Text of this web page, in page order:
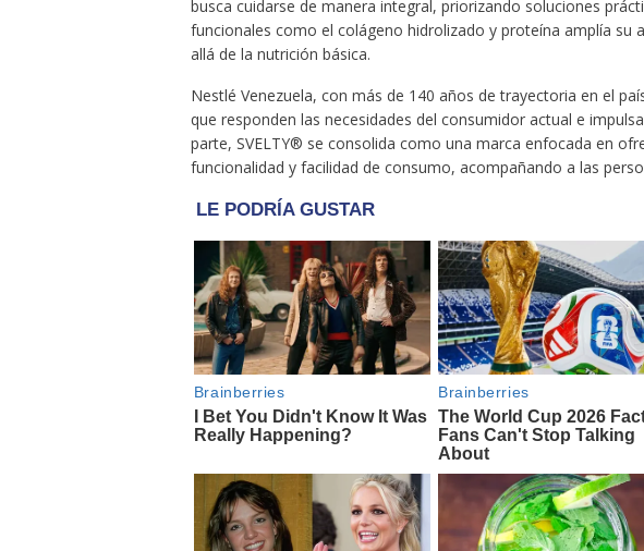
busca cuidarse de manera integral, priorizando soluciones
funcionales como el colágeno hidrolizado y proteína amplía su
allá de la nutrición básica.
Nestlé Venezuela, con más de 140 años de trayectoria en el
que responden las necesidades del consumidor actual e
parte, SVELTY® se consolida como una marca enfocada en
funcionalidad y facilidad de consumo, acompañando a las